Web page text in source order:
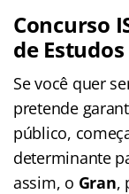
Concurso
de Estudos
Se você quer
pretende
público,
determinante
assim, o Gran,